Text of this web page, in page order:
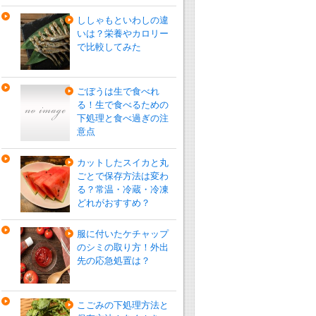
ししゃもといわしの違
いは？栄養やカロリー
で比較してみた
ごぼうは生で食べれ
る！生で食べるための
下処理と食べ過ぎの注
意点
カットしたスイカと丸
ごとで保存方法は変わ
る？常温・冷蔵・冷凍
どれがおすすめ？
服に付いたケチャップ
のシミの取り方！外出
先の応急処置は？
こごみの下処理方法と